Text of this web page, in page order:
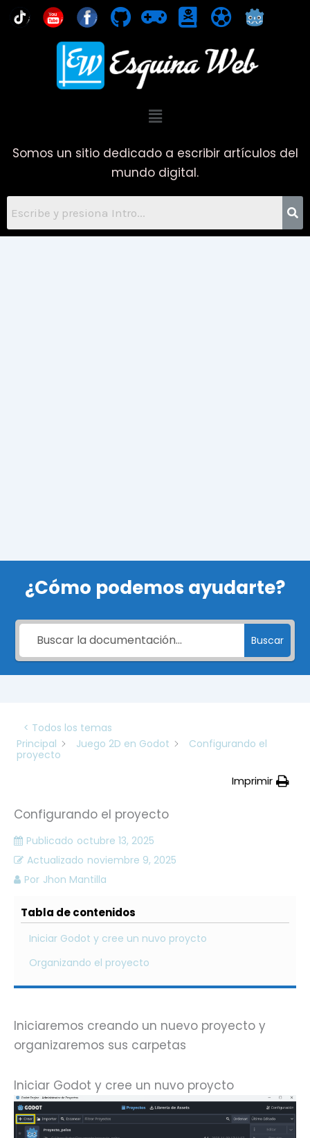
contenido
You
Menú
Somos un sitio dedicado a escribir artículos del
mundo digital.
¿Cómo podemos ayudarte?
Buscar
< Todos los temas
Principal
Juego 2D en Godot
Configurando el
proyecto
Imprimir
Configurando el proyecto
Publicado octubre 13, 2025
Actualizado noviembre 9, 2025
Por Jhon Mantilla
Tabla de contenidos
Iniciar Godot y cree un nuvo proycto
Organizando el proyecto
Iniciaremos creando un nuevo proyecto y
organizaremos sus carpetas
Iniciar Godot y cree un nuvo proycto